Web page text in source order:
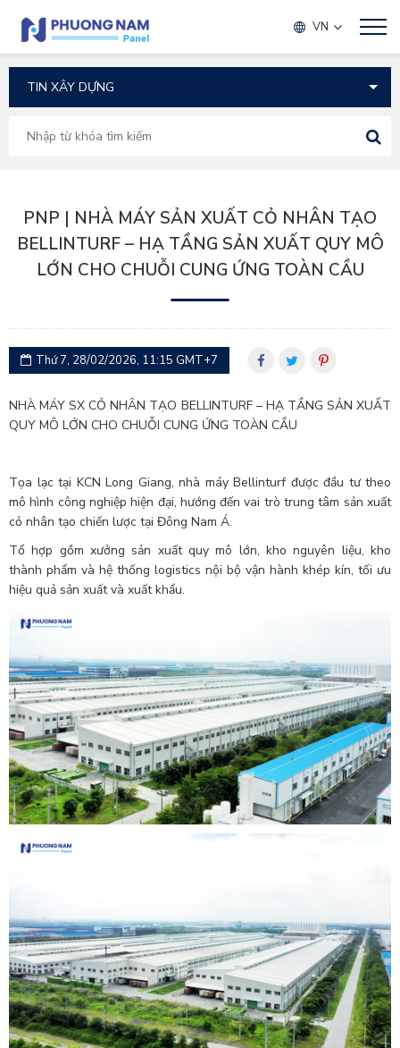
VN
TIN TỨC
PNP | NHÀ MÁY SẢN XUẤT CỎ NHÂN TẠO
BELLINTURF – HẠ TẦNG SẢN XUẤT QUY MÔ
LỚN CHO CHUỖI CUNG ỨNG TOÀN CẦU
Thứ 7, 28/02/2026, 11:15 GMT+7
NHÀ MÁY SX CỎ NHÂN TẠO BELLINTURF – HẠ TẦNG SẢN XUẤT
QUY MÔ LỚN CHO CHUỖI CUNG ỨNG TOÀN CẦU
Tọa lạc tại KCN Long Giang, nhà máy Bellinturf được đầu tư theo
mô hình công nghiệp hiện đại, hướng đến vai trò trung tâm sản xuất
cỏ nhân tạo chiến lược tại Đông Nam Á.
Tổ hợp gồm xưởng sản xuất quy mô lớn, kho nguyên liệu, kho
thành phẩm và hệ thống logistics nội bộ vận hành khép kín, tối ưu
hiệu quả sản xuất và xuất khẩu.